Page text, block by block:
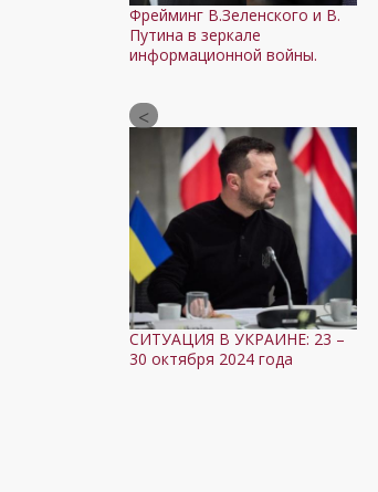
Фрейминг В.Зеленского и В.
Путина в зеркале
информационной войны.
СИТУАЦИЯ В УКРАИНЕ: 23 –
30 октября 2024 года